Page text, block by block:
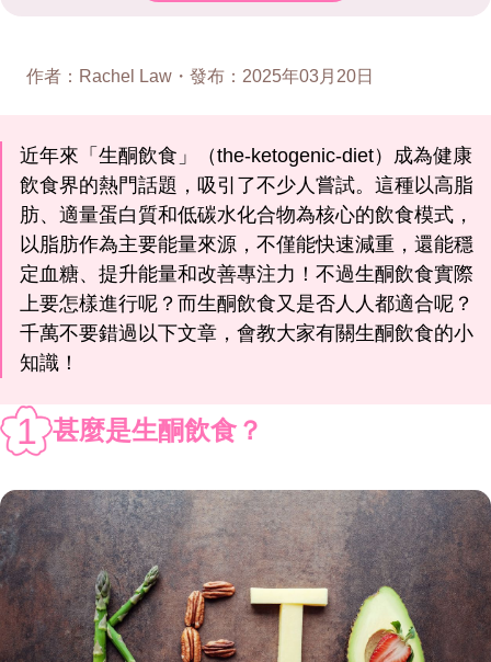
作者 ： Rachel Law ・ 發布 ： 2025年03月20日
近年來「生酮飲食」（the-ketogenic-diet）成為健康
飲食界的熱門話題，吸引了不少人嘗試。這種以高脂
肪、適量蛋白質和低碳水化合物為核心的飲食模式，
以脂肪作為主要能量來源，不僅能快速減重，還能穩
定血糖、提升能量和改善專注力！不過生酮飲食實際
上要怎樣進行呢？而生酮飲食又是否人人都適合呢？
千萬不要錯過以下文章，會教大家有關生酮飲食的小
知識！
1 甚麼是生酮飲食？